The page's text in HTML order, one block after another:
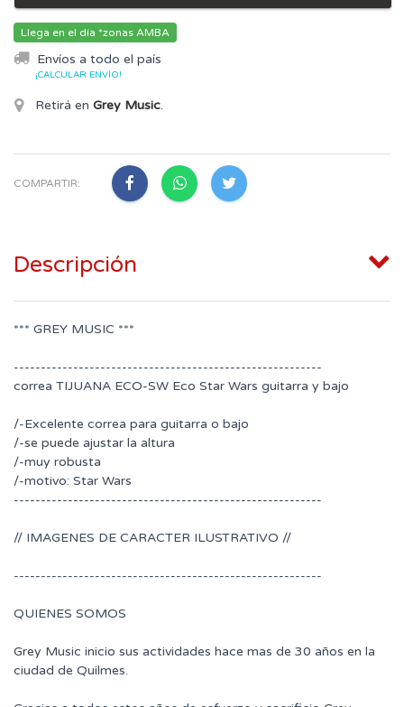
Llega en el día *zonas AMBA
Envíos a todo el país
¡CALCULAR ENVÍO!
Retirá en Grey Music.
COMPARTIR:
Descripción
*** GREY MUSIC ***
---------------------------------------------------------
correa TIJUANA ECO-SW Eco Star Wars guitarra y bajo
/-Excelente correa para guitarra o bajo
/-se puede ajustar la altura
/-muy robusta
/-motivo: Star Wars
---------------------------------------------------------
// IMAGENES DE CARACTER ILUSTRATIVO //
---------------------------------------------------------
QUIENES SOMOS
Grey Music inicio sus actividades hace mas de 30 años en la
ciudad de Quilmes.